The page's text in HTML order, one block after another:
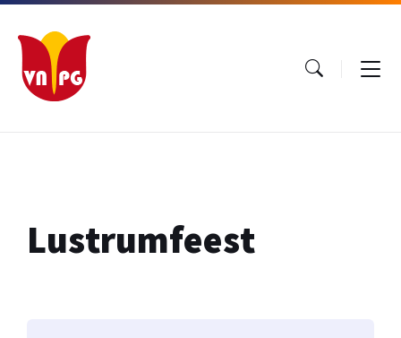
Ga
inhoud
Ga
hoofdnavigatie
Ga
footer
Lustrumfeest